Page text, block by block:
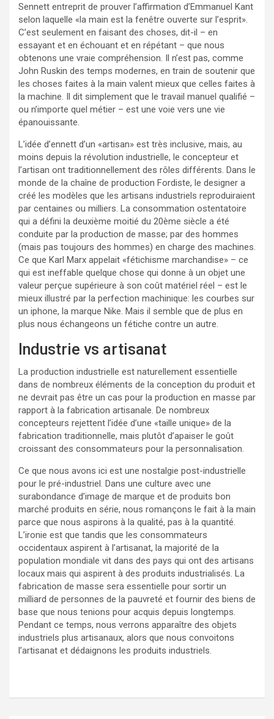
Sennett entreprit de prouver l’affirmation d’Emmanuel Kant
selon laquelle «la main est la fenêtre ouverte sur l’esprit».
C’est seulement en faisant des choses, dit-il – en
essayant et en échouant et en répétant – que nous
obtenons une vraie compréhension. Il n’est pas, comme
John Ruskin des temps modernes, en train de soutenir que
les choses faites à la main valent mieux que celles faites à
la machine. Il dit simplement que le travail manuel qualifié –
ou n’importe quel métier – est une voie vers une vie
épanouissante.
L’idée d’ennett d’un «artisan» est très inclusive, mais, au
moins depuis la révolution industrielle, le concepteur et
l’artisan ont traditionnellement des rôles différents. Dans le
monde de la chaîne de production Fordiste, le designer a
créé les modèles que les artisans industriels reproduiraient
par centaines ou milliers. La consommation ostentatoire
qui a défini la deuxième moitié du 20ème siècle a été
conduite par la production de masse; par des hommes
(mais pas toujours des hommes) en charge des machines.
Ce que Karl Marx appelait «fétichisme marchandise» – ce
qui est ineffable quelque chose qui donne à un objet une
valeur perçue supérieure à son coût matériel réel – est le
mieux illustré par la perfection machinique: les courbes sur
un iphone, la marque Nike. Mais il semble que de plus en
plus nous échangeons un fétiche contre un autre.
Industrie vs artisanat
La production industrielle est naturellement essentielle
dans de nombreux éléments de la conception du produit et
ne devrait pas être un cas pour la production en masse par
rapport à la fabrication artisanale. De nombreux
concepteurs rejettent l’idée d’une «taille unique» de la
fabrication traditionnelle, mais plutôt d’apaiser le goût
croissant des consommateurs pour la personnalisation.
Ce que nous avons ici est une nostalgie post-industrielle
pour le pré-industriel. Dans une culture avec une
surabondance d’image de marque et de produits bon
marché produits en série, nous romançons le fait à la main
parce que nous aspirons à la qualité, pas à la quantité.
L’ironie est que tandis que les consommateurs
occidentaux aspirent à l’artisanat, la majorité de la
population mondiale vit dans des pays qui ont des artisans
locaux mais qui aspirent à des produits industrialisés. La
fabrication de masse sera essentielle pour sortir un
milliard de personnes de la pauvreté et fournir des biens de
base que nous tenions pour acquis depuis longtemps.
Pendant ce temps, nous verrons apparaître des objets
industriels plus artisanaux, alors que nous convoitons
l’artisanat et dédaignons les produits industriels.